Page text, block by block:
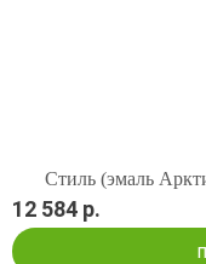
Стиль (эмаль
12 584 р.